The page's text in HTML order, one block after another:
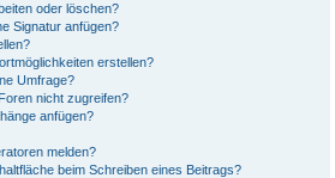
oder löschen?
Signatur anfügen?
erstellen?
Umfrage?
nicht zugreifen?
anfügen?
melden?
beim Schreiben eines Beitrags?